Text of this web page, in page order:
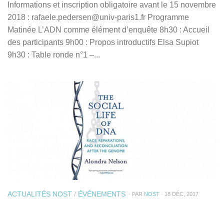
Informations et inscription obligatoire avant le 15 novembre
2018 : rafaele.pedersen@univ-paris1.fr Programme
Matinée L’ADN comme élément d’enquête 8h30 : Accueil
des participants 9h00 : Propos introductifs Elsa Supiot
9h30 : Table ronde n°1 –...
ACTUALITÉS NOST / ÉVÉNEMENTS · PAR NOST · 18 DÉC, 2017